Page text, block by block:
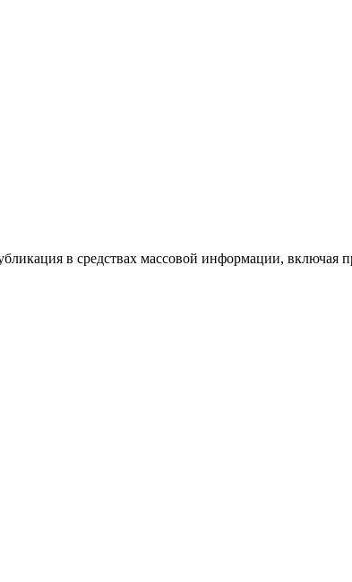
в средствах массовой информации, включая